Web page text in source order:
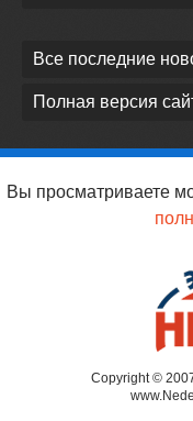
Все последние
Полная версия
Вы просматриваете
Copyright ©